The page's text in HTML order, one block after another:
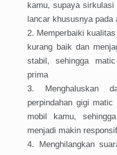
kamu, supaya
lancar khususnya pada
Memperbaiki
kurang baik dan
stabil, sehingga
prima
Menghaluskan
perpindahan gigi matic
mobil kamu,
menjadi makin responsif
Menghilangkan